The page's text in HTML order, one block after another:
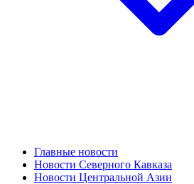
Главные новости
Новости Северного Кавказа
Новости Центральной Азии